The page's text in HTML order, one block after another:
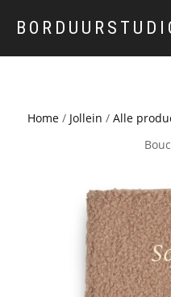
Home / Jollein / Alle